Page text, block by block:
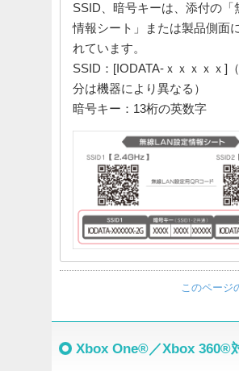
SSID、暗号キーは、添付の「
情報シート」または製品側面
れています。
SSID：[IODATA-ｘｘｘｘｘ]
分は機器により異なる）
暗号キー：13桁の英数字
このページ
Xbox One®／Xbox 360®